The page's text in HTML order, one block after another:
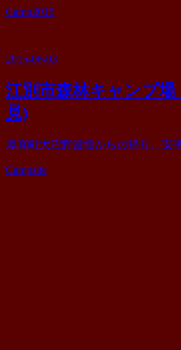
カ
リ
Camp2015
2015-06-03
江別市森林キャンプ場
見)
厚真町大沼野営場からの帰り。安
カ
Campsite